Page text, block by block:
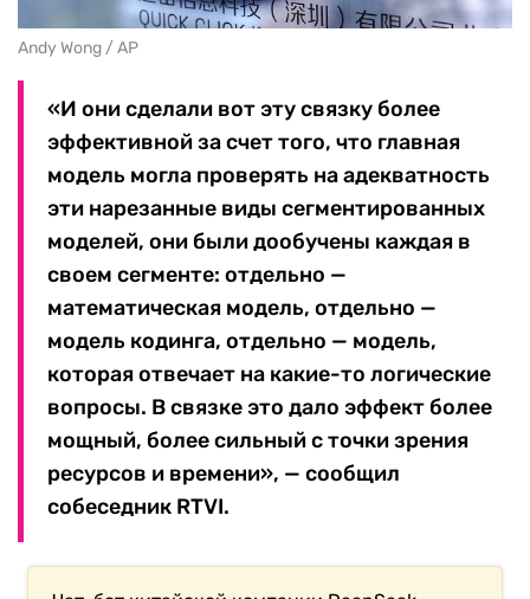
Andy Wong / AP
«И они сделали вот эту связку более
эффективной за счет того, что главная
модель могла проверять на адекватность
эти нарезанные виды сегментированных
моделей, они были дообучены каждая в
своем сегменте: отдельно —
математическая модель, отдельно —
модель кодинга, отдельно — модель,
которая отвечает на какие-то логические
вопросы. В связке это дало эффект более
мощный, более сильный с точки зрения
ресурсов и времени», — сообщил
собеседник RTVI.